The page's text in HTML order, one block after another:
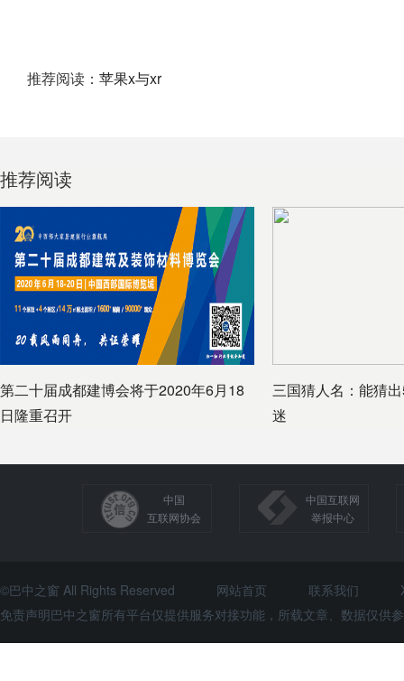
推荐阅读： 苹果x与xr
推荐阅读
第二十届成都建博会将于2020年6月18
日隆重召开
三国猜人名：能猜
迷
中国
互联网协会
中国互联网
举报中心
©巴中之窗 All Rights Reserved 网站首页 联系我们
免责声明巴中之窗所有平台仅提供服务对接功能，所载文章、数据仅